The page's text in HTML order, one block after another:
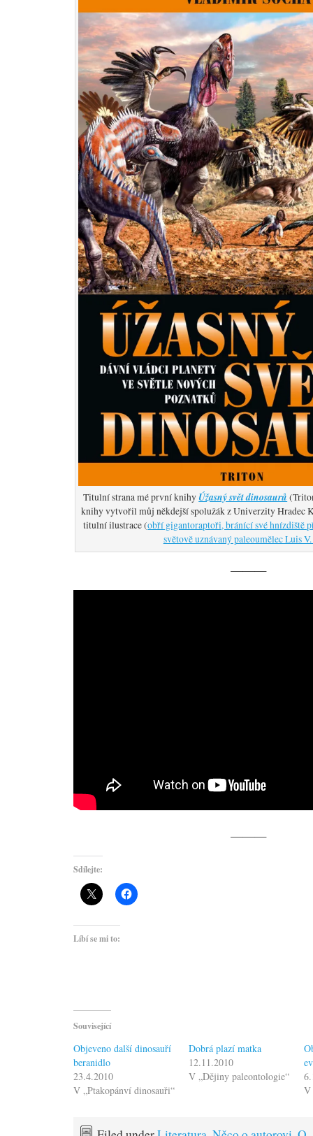
Titulní strana mé první knihy Úžasný svět dinosaurů
knihy vytvořil můj někdejší spolužák z Univerzity Hradec
titulní ilustrace (obří gigantoraptoři, bránící své hnízdiště
světově uznávaný paleoumělec Luis V.
———
———
Sdílejte:
Líbí se mi to:
Související
Objeveno další dinosauří
beranidlo
23.4.2010
V „Ptakopánví dinosauři“
Dobrá plazí matka
12.11.2010
V „Dějiny paleontologie“
V